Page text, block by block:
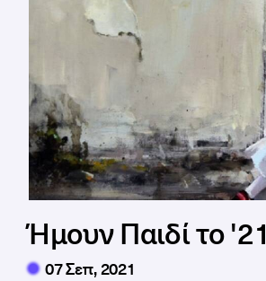
Ήμουν Παιδί το '21
07 Σεπ, 2021